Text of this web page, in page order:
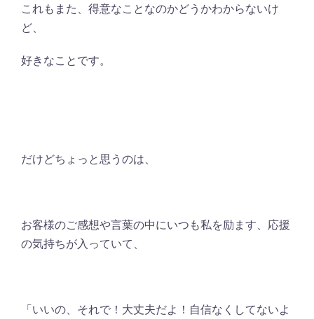
これもまた、得意なことなのかどうかわからないけ
ど、
好きなことです。
だけどちょっと思うのは、
お客様のご感想や言葉の中にいつも私を励ます、応援
の気持ちが入っていて、
「いいの、それで！大丈夫だよ！自信なくしてないよ